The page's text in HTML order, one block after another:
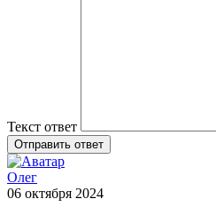
Текст ответ
Отправить ответ
Олег
06 октября 2024